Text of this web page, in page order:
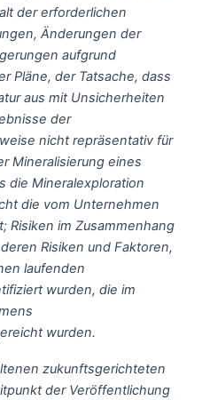
der erforderlichen
Änderungen der
aufgrund
Pläne, der Tatsache, dass
aus mit Unsicherheiten
der
nicht repräsentativ für
Mineralisierung eines
die Mineralexploration
die vom Unternehmen
Risiken im Zusammenhang
Risiken und Faktoren,
laufenden
wurden, die im
wurden.
zukunftsgerichteten
der Veröffentlichung